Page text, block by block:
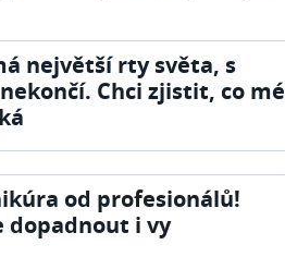
největší rty světa, s
Chci zjistit, co mé
od profesionálů!
dopadnout i vy